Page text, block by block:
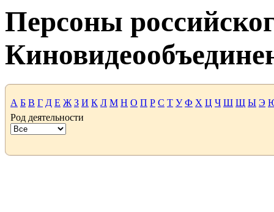
Персоны
А Б В Г Д Е Ж З И К Л М Н О П Р С Т У Ф Х Ц Ч Ш Щ Ы Э
Род деятельности